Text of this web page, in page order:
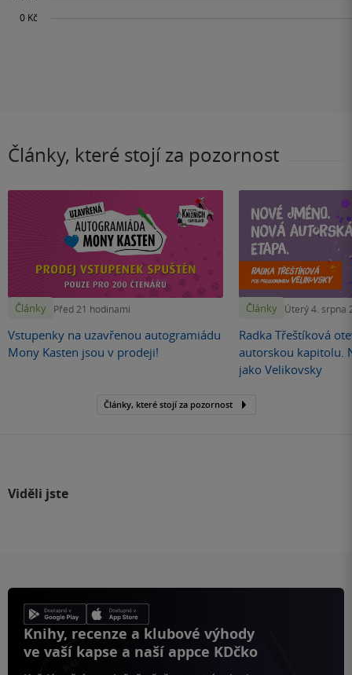
Články, které stojí za pozornost
Články Před 21 hodinami
Vstupenky na uzavřenou autogramiádu
Mony Kasten jsou v prodeji!
Články Úterý 4. srpna
Radka Třeštíková
autorskou kapitolu.
jako Velikovsky
Články, které stojí za pozornost
Viděli jste
Knihy, recenze a klubové výhody
ve vaší kapse a naší appce KDčko